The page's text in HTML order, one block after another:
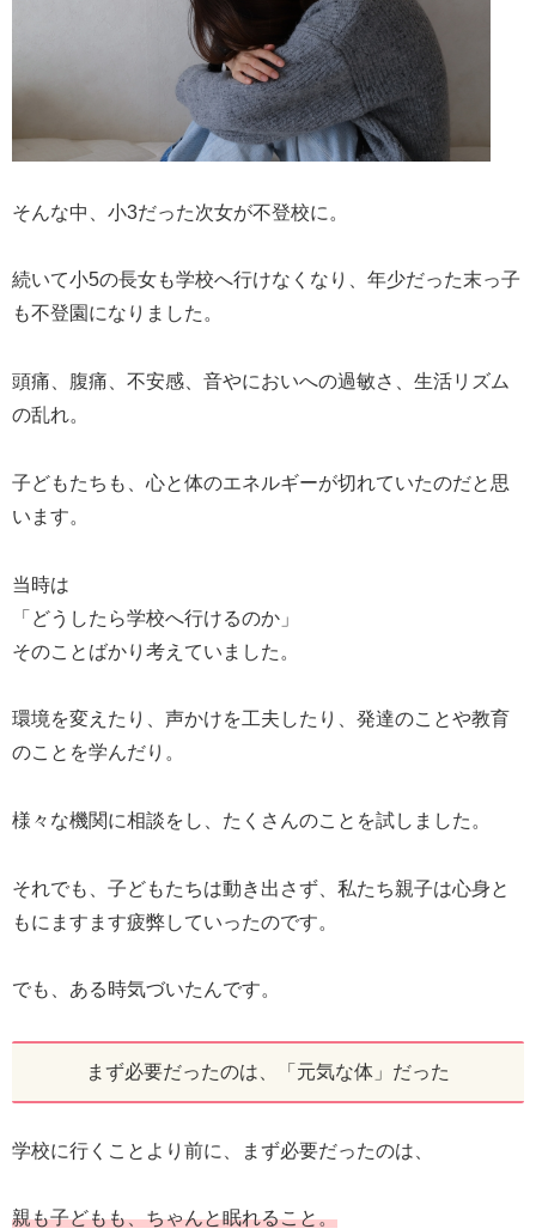
そんな中、小3だった次女が不登校に。
続いて小5の長女も学校へ行けなくなり、年少だった末っ子
も不登園になりました。
頭痛、腹痛、不安感、音やにおいへの過敏さ、生活リズム
の乱れ。
子どもたちも、心と体のエネルギーが切れていたのだと思
います。
当時は
「どうしたら学校へ行けるのか」
そのことばかり考えていました。
環境を変えたり、声かけを工夫したり、発達のことや教育
のことを学んだり。
様々な機関に相談をし、たくさんのことを試しました。
それでも、子どもたちは動き出さず、私たち親子は心身と
もにますます疲弊していったのです。
でも、ある時気づいたんです。
まず必要だったのは、「元気な体」だった
学校に行くことより前に、まず必要だったのは、
親も子どもも、ちゃんと眠れること。